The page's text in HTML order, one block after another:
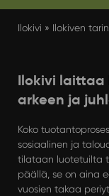
Ilokivi » Ilokiven
Ilokivi laittaa
arkeen ja
Koko
sosiaalinen ja
tilataan luotetuilta
päällä, se on aina
vuosien takaa